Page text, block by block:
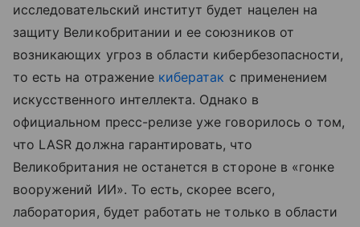
исследовательский институт будет нацелен на
защиту Великобритании и ее союзников от
возникающих угроз в области кибербезопасности,
то есть на отражение кибератак с применением
искусственного интеллекта. Однако в
официальном пресс-релизе уже говорилось о том,
что LASR должна гарантировать, что
Великобритания не останется в стороне в «гонке
вооружений ИИ». То есть, скорее всего,
лаборатория, будет работать не только в области